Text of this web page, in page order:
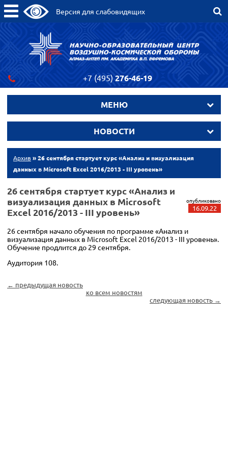
Версия для слабовидящих
+7 (495) 276-46-19
МЕНЮ
НОВОСТИ
Архив » 26 сентября стартует курс «Анализ и визуализация
данных в Microsoft Excel 2016/2013 - III уровень»
26 сентября стартует курс «Анализ и
визуализация данных в Microsoft
Excel 2016/2013 - III уровень»
опубликовано
16.09.22
26 сентября начало обучения по программе «Анализ и
визуализация данных в Microsoft Excel 2016/2013 - III уровень».
Обучение продлится до 29 сентября.
Аудитория 108.
← предыдущая новость
ко всем новостям
следующая новость →